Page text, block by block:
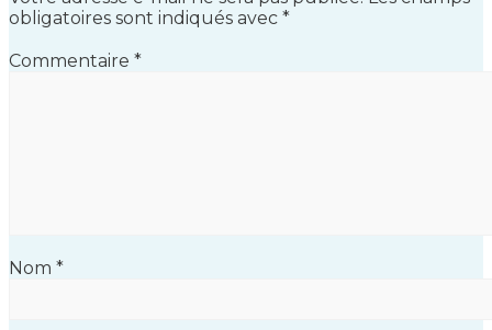
obligatoires sont indiqués avec *
Commentaire *
Nom *